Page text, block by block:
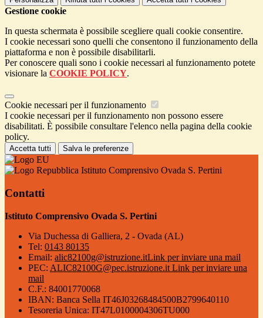
Gestione cookie
In questa schermata è possibile scegliere quali cookie consentire.
I cookie necessari sono quelli che consentono il funzionamento della
piattaforma e non è possibile disabilitarli.
Per conoscere quali sono i cookie necessari al funzionamento potete
visionare la COOKIE POLICY.
Cookie necessari per il funzionamento
I cookie necessari per il funzionamento non possono essere
disabilitati. È possibile consultare l'elenco nella pagina della cookie
policy.
Accetta tutti Salva le preferenze
Istituto Comprensivo Ovada S. Pertini
Contatti
Istituto Comprensivo Ovada S. Pertini
Via Duchessa di Galliera, 2 - Ovada (AL)
Tel: 0143 80135
Email: alic82100g@istruzione.itLink per inviare una mail
PEC: ALIC82100G@pec.istruzione.it Link per inviare una
mail
C.F.: 84001770068
IBAN: Banca Sella IT46J03268484500B2799640110
Tesoreria Unica: IT47L0100004306TU000